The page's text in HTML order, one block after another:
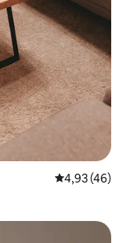
4,93 (46)